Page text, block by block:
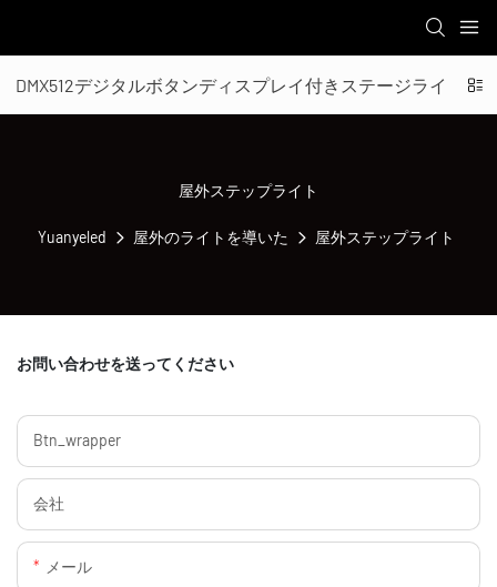
DMX512デジタルボタンディスプレイ付きステージライト
屋外ステップライト
Yuanyeled 屋外のライトを導いた 屋外ステップライト
お問い合わせを送ってください
Btn_wrapper
会社
メール